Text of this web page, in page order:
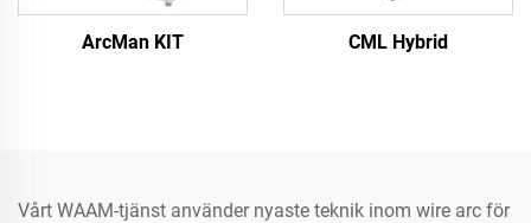
ArcMan KIT CML Hybrid
Vårt WAAM-tjänst använder nyaste teknik inom wire arc för